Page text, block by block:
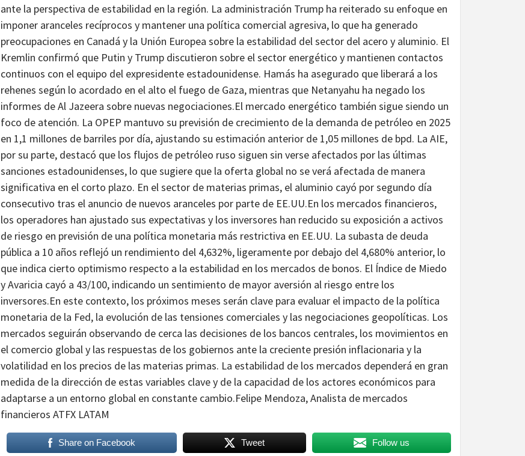
ante la perspectiva de estabilidad en la región. La administración Trump ha reiterado su enfoque en
imponer aranceles recíprocos y mantener una política comercial agresiva, lo que ha generado
preocupaciones en Canadá y la Unión Europea sobre la estabilidad del sector del acero y aluminio. El
Kremlin confirmó que Putin y Trump discutieron sobre el sector energético y mantienen contactos
continuos con el equipo del expresidente estadounidense. Hamás ha asegurado que liberará a los
rehenes según lo acordado en el alto el fuego de Gaza, mientras que Netanyahu ha negado los
informes de Al Jazeera sobre nuevas negociaciones.El mercado energético también sigue siendo un
foco de atención. La OPEP mantuvo su previsión de crecimiento de la demanda de petróleo en 2025
en 1,1 millones de barriles por día, ajustando su estimación anterior de 1,05 millones de bpd. La AIE,
por su parte, destacó que los flujos de petróleo ruso siguen sin verse afectados por las últimas
sanciones estadounidenses, lo que sugiere que la oferta global no se verá afectada de manera
significativa en el corto plazo. En el sector de materias primas, el aluminio cayó por segundo día
consecutivo tras el anuncio de nuevos aranceles por parte de EE.UU.En los mercados financieros,
los operadores han ajustado sus expectativas y los inversores han reducido su exposición a activos
de riesgo en previsión de una política monetaria más restrictiva en EE.UU. La subasta de deuda
pública a 10 años reflejó un rendimiento del 4,632%, ligeramente por debajo del 4,680% anterior, lo
que indica cierto optimismo respecto a la estabilidad en los mercados de bonos. El Índice de Miedo
y Avaricia cayó a 43/100, indicando un sentimiento de mayor aversión al riesgo entre los
inversores.En este contexto, los próximos meses serán clave para evaluar el impacto de la política
monetaria de la Fed, la evolución de las tensiones comerciales y las negociaciones geopolíticas. Los
mercados seguirán observando de cerca las decisiones de los bancos centrales, los movimientos en
el comercio global y las respuestas de los gobiernos ante la creciente presión inflacionaria y la
volatilidad en los precios de las materias primas. La estabilidad de los mercados dependerá en gran
medida de la dirección de estas variables clave y de la capacidad de los actores económicos para
adaptarse a un entorno global en constante cambio.Felipe Mendoza, Analista de mercados
financieros ATFX LATAM
Share on Facebook Tweet Follow us